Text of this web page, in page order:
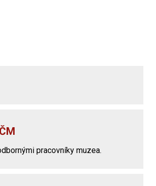
pracovníky muzea.